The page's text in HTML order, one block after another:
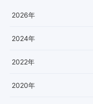
い
ま
た
2026年
2024年
2022年
2020年